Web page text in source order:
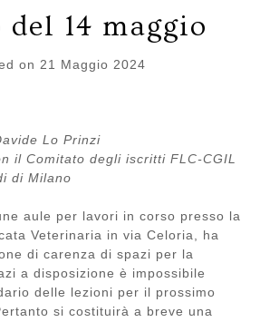
del 14 maggio
on 21 Maggio 2024
Lo Prinzi
il Comitato degli iscritti FLC-CGIL
di Milano
aule per lavori in corso presso la
Veterinaria in via Celoria, ha
di carenza di spazi per la
a disposizione è impossibile
delle lezioni per il prossimo
si costituirà a breve una